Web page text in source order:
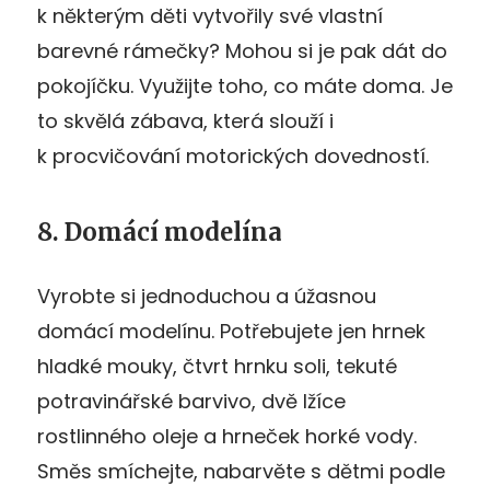
k některým děti vytvořily své vlastní
barevné rámečky? Mohou si je pak dát do
pokojíčku. Využijte toho, co máte doma. Je
to skvělá zábava, která slouží i
k procvičování motorických dovedností.
8. Domácí modelína
Vyrobte si jednoduchou a úžasnou
domácí modelínu. Potřebujete jen hrnek
hladké mouky, čtvrt hrnku soli, tekuté
potravinářské barvivo, dvě lžíce
rostlinného oleje a hrneček horké vody.
Směs smíchejte, nabarvěte s dětmi podle